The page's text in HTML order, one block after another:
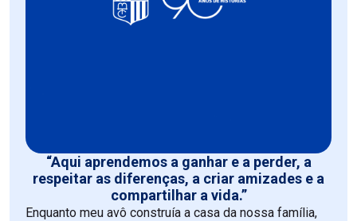
“Aqui aprendemos a ganhar e a perder, a
respeitar as diferenças, a criar amizades e a
compartilhar a vida.”
Enquanto meu avô construía a casa da nossa família,